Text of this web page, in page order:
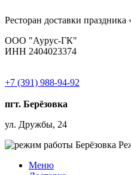
Ресторан доставки
ООО "Аурус-ГК"
ИНН 2404023374
+7 (391) 988-94-92
пгт. Берёзовка
ул. Дружбы, 24
Меню